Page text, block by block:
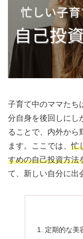
子育て中のママたち
分自身を後回しにし
ることで、内外から
ます。ここでは、忙
すめの自己投資方法
て、新しい自分に出
定期的な美